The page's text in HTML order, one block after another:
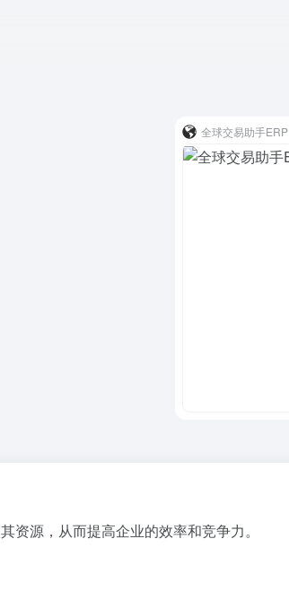
全球交易助手ERP
源，从而提高企业的效率和竞争力。